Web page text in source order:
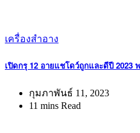
เครื่องสำอาง
เปิดกรุ 12 อายแชโดว์ถูกและดีปี 2023
กุมภาพันธ์ 11, 2023
11 mins Read